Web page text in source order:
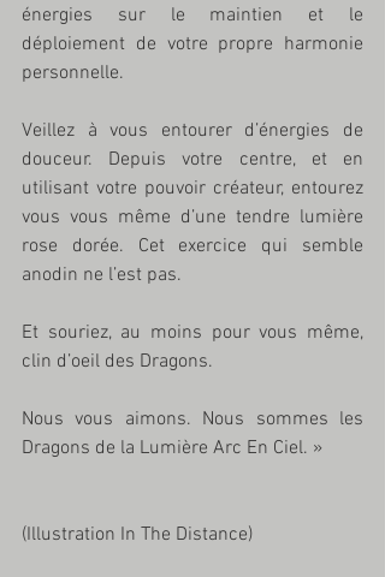
énergies sur le maintien et le
déploiement de votre propre harmonie
personnelle.
Veillez à vous entourer d’énergies de
douceur. Depuis votre centre, et en
utilisant votre pouvoir créateur, entourez
vous vous même d’une tendre lumière
rose dorée. Cet exercice qui semble
anodin ne l’est pas.
Et souriez, au moins pour vous même,
clin d’oeil des Dragons.
Nous vous aimons. Nous sommes les
Dragons de la Lumière Arc En Ciel. »
(Illustration In The Distance)